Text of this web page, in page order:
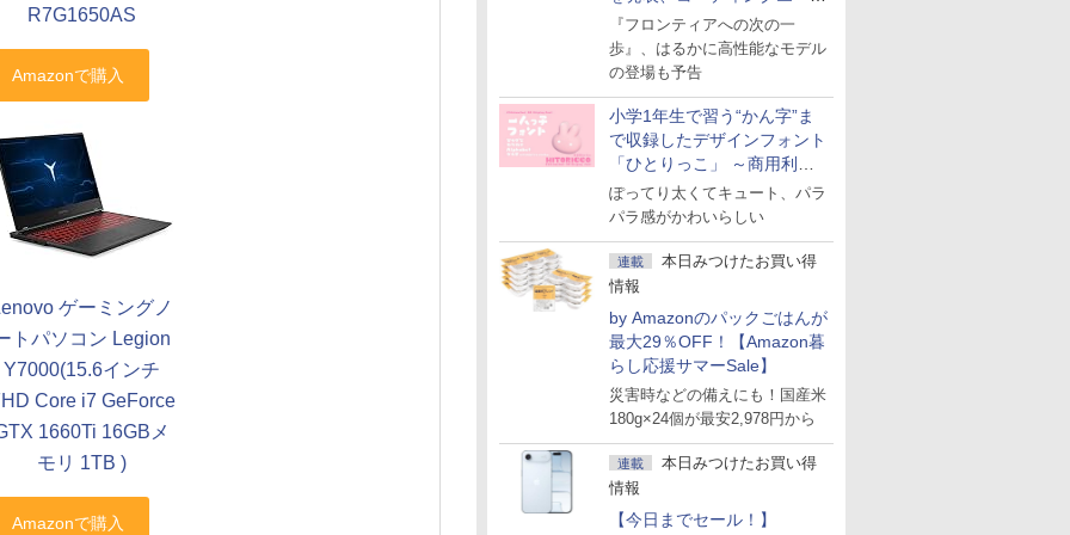
ェント「Muse Code」も
『フロンティアへの次の一
歩』、はるかに高性能なモデル
の登場も予告
小学1年生で習う“かん字”ま
で収録したデザインフォント
「ひとりっこ」 ～商用利用
OK
ぽってり太くてキュート、パラ
パラ感がかわいらしい
連載
本日みつけたお買い得
情報
by Amazonのパックごはんが
最大29％OFF！【Amazon暮
らし応援サマーSale】
災害時などの備えにも！国産米
180g×24個が最安2,978円から
連載
本日みつけたお買い得
情報
【今日までセール！】
R7G1650AS
ゲーミングノ
トパソコン Legion
Y7000(15.6インチ
Core i7 GeForce
1660Ti 16GBメ
モリ 1TB )